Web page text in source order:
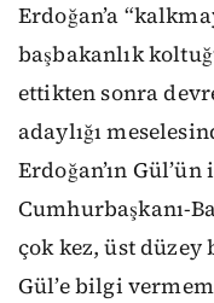
Erdoğan’a
başbakanlık
ettikten sonra
adaylığı
Erdoğan’ın
Cumhurbaşkanı-
çok kez, üst düzey
Gül’e bilgi